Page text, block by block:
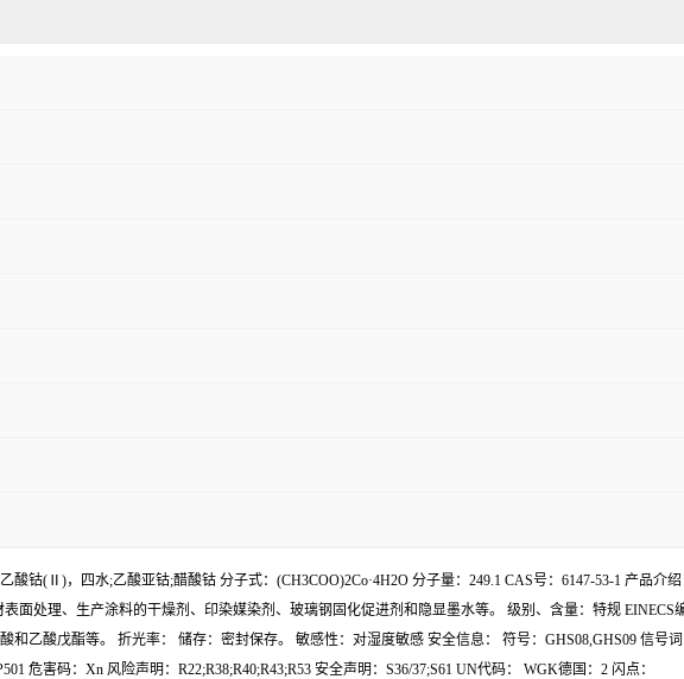
酸钴(Ⅱ)，四水;乙酸亚钴;醋酸钴 分子式：(CH3COO)2Co·4H2O 分子量：249.1 CAS号：6147-53-1 产品
处理、生产涂料的干燥剂、印染媒染剂、玻璃钢固化促进剂和隐显墨水等。 级别、含量：特规 EINECS
乙酸戊酯等。 折光率： 储存：密封保存。 敏感性：对湿度敏感 安全信息： 符号：GHS08,GHS09 信号词
危害码：Xn 风险声明：R22;R38;R40;R43;R53 安全声明：S36/37;S61 UN代码： WGK德国：2 闪点：